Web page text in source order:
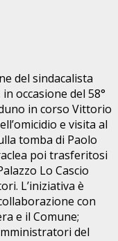
del sindacalista
occasione del 58°
in corso Vittorio
e visita al
tomba di Paolo
poi trasferitosi
Lo Cascio
L’iniziativa è
con
e il Comune;
del